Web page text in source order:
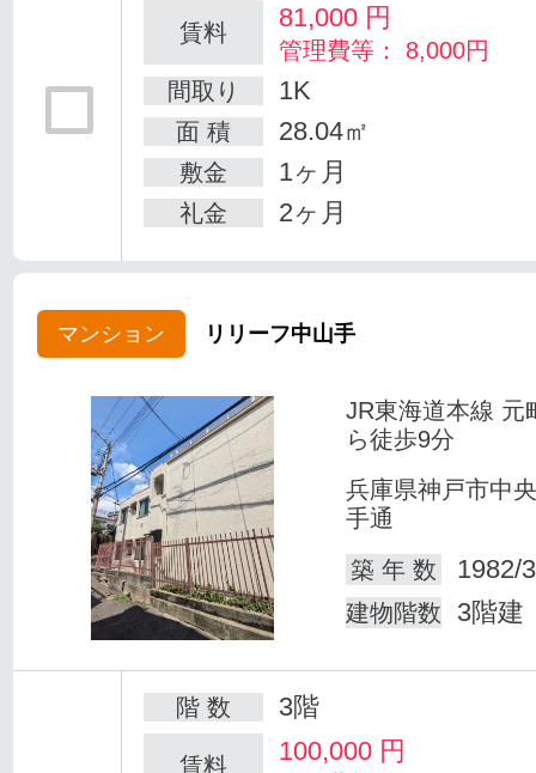
賃料 81,000 円
管理費等： 8,000円
間取り
1K
面 積 28.04㎡
敷金 1ヶ月
礼金 2ヶ月
マンション リリーフ中山手
JR東海道本線 元
ら徒歩9分
兵庫県神戸市中
手通
築 年 数
1982/
建物階数 3階建
階 数 3階
賃料 100,000 円